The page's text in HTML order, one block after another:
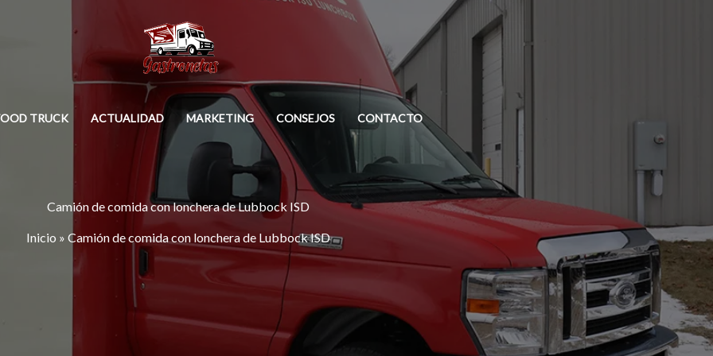
TRUCK ACTUALIDAD MARKETING CONSEJOS CONTACTO
Camión de comida con lonchera de Lubbock ISD
Inicio » Camión de comida con lonchera de Lubbock ISD